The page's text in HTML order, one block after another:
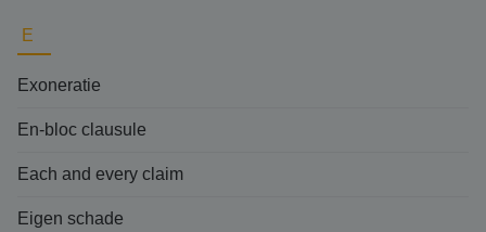
E
Exoneratie
En-bloc clausule
Each and every claim
Eigen schade